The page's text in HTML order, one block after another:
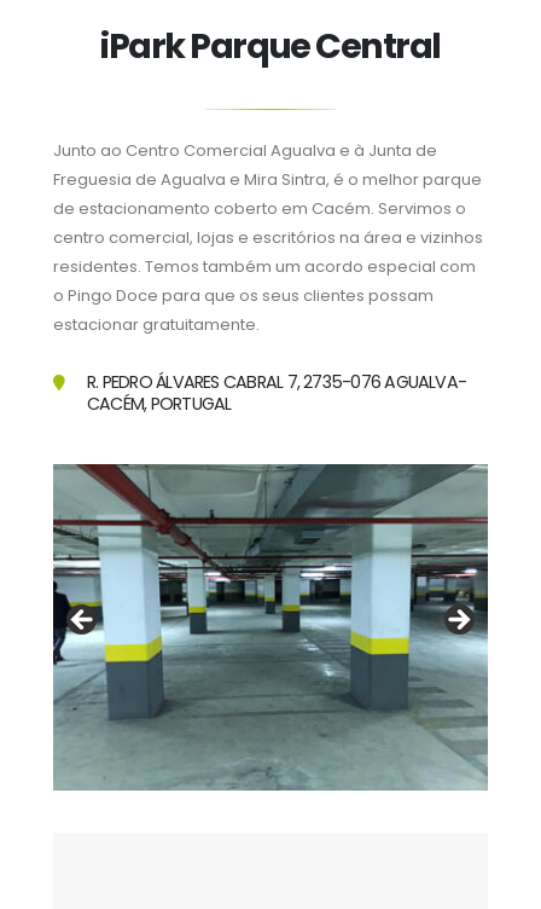
iPark Parque Central
Junto ao Centro Comercial Agualva e à Junta de
Freguesia de Agualva e Mira Sintra, é o melhor parque
de estacionamento coberto em Cacém. Servimos o
centro comercial, lojas e escritórios na área e vizinhos
residentes. Temos também um acordo especial com
o Pingo Doce para que os seus clientes possam
estacionar gratuitamente.
R. PEDRO ÁLVARES CABRAL 7, 2735-076 AGUALVA-
CACÉM, PORTUGAL